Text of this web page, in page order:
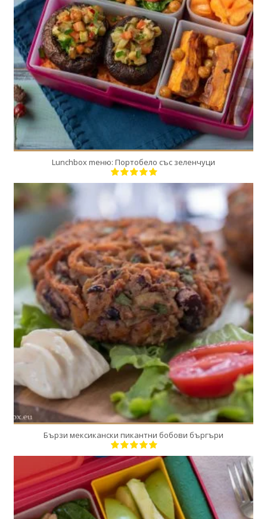
1
1
Lunchbox meню: Портобело със зеленчуци
4
4
20 Min
Бързи мексикански пикантни бобови бъргъри